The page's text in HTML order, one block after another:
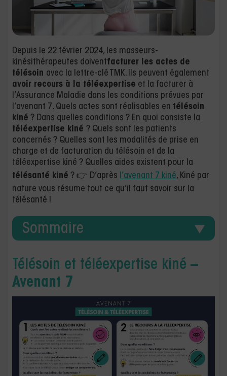
Depuis le 22 février 2024, les masseurs-
kinésithérapeutes doiventfacturer les actes de
télésoin avec la lettre-clé TMK. Ils peuvent également
avoir recours à la téléexpertise et la facturer à
l’Assurance Maladie dans les conditions prévues par
l’avenant 7. Quels actes sont réalisables en télésoin
kiné ? Dans quelles conditions ? En quoi consiste la
téléexpertise kiné ? Quels sont les patients
concernés ? Quelles sont les modalités de prise en
charge et de facturation du télésoin et de la
téléexpertise kiné ? Quelles aides existent pour la
télésanté kiné ? 👉 D’après l’avenant 7 kiné, Kiné par
nature vous résume tout ce qu’il faut savoir sur la
télésanté !
Sommaire
Télésoin et téléexpertise kiné –
Avenant 7